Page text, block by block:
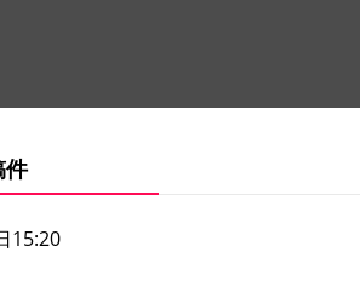
件
15:20